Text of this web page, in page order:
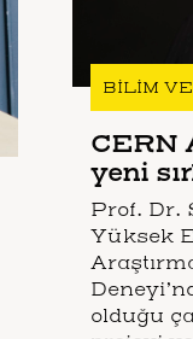
BİLİM
CERN
yeni
Prof. Dr.
Yüksek
olduğu